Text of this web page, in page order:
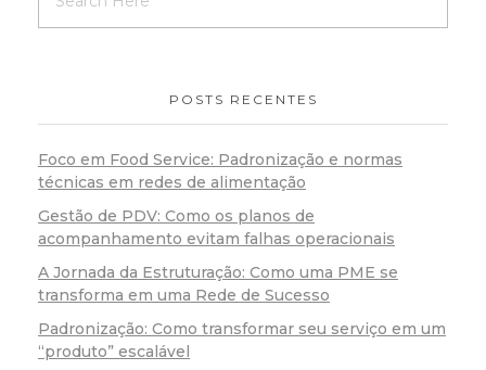
POSTS RECENTES
Foco em Food Service: Padronização e normas
técnicas em redes de alimentação
Gestão de PDV: Como os planos de
acompanhamento evitam falhas operacionais
A Jornada da Estruturação: Como uma PME se
transforma em uma Rede de Sucesso
Padronização: Como transformar seu serviço em um
“produto” escalável